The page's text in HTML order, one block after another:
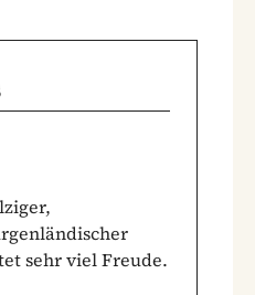
sehr viel Freude.